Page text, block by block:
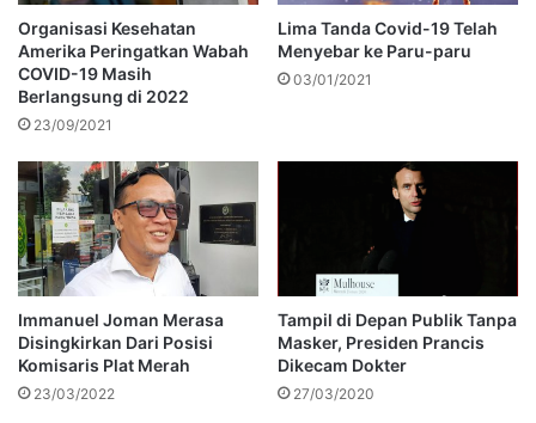
Organisasi Kesehatan
Amerika Peringatkan Wabah
COVID-19 Masih
Berlangsung di 2022
23/09/2021
Lima Tanda Covid-19 Telah
Menyebar ke Paru-paru
03/01/2021
Immanuel Joman Merasa
Disingkirkan Dari Posisi
Komisaris Plat Merah
23/03/2022
Tampil di Depan Publik Tanpa
Masker, Presiden Prancis
Dikecam Dokter
27/03/2020